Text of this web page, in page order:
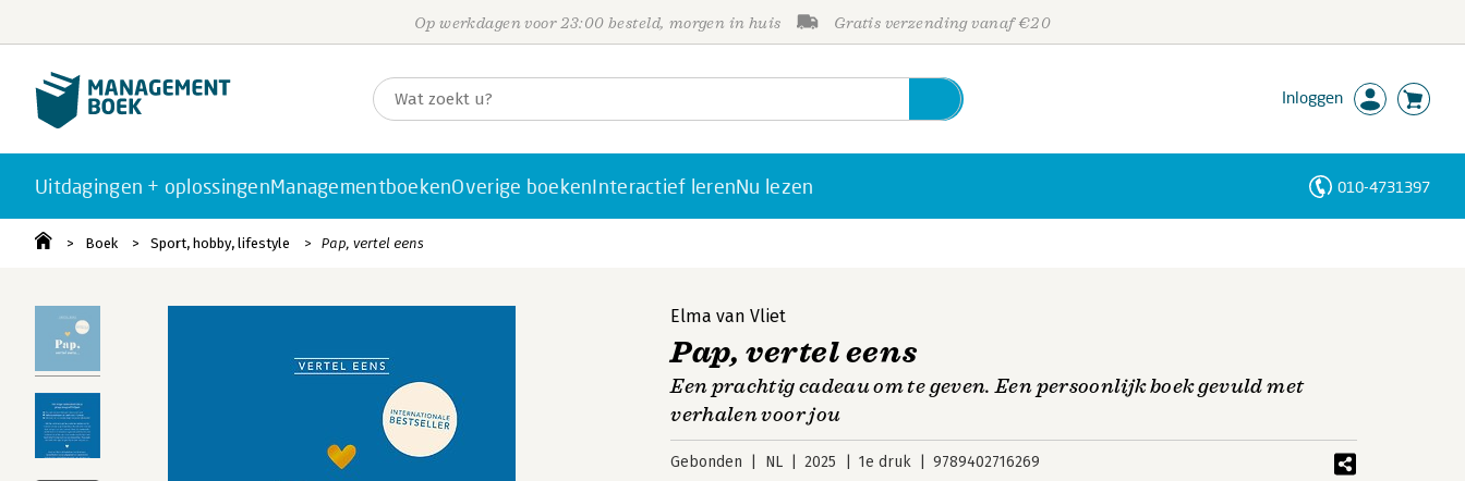
Op werkdagen voor 23:00 besteld, morgen in huis Gratis verzending vanaf €20
Inloggen
Uitdagingen + oplossingenManagementboekenOverige boekenInteractief lerenNu lezen 010-4731397
Boek Sport, hobby, lifestyle Pap, vertel eens
Elma van Vliet
Pap, vertel eens
Een prachtig cadeau om te geven. Een persoonlijk boek gevuld met
verhalen voor jou
Gebonden NL 2025 1e druk 9789402716269
Personen